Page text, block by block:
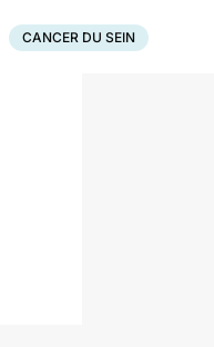
CANCER DU SEIN